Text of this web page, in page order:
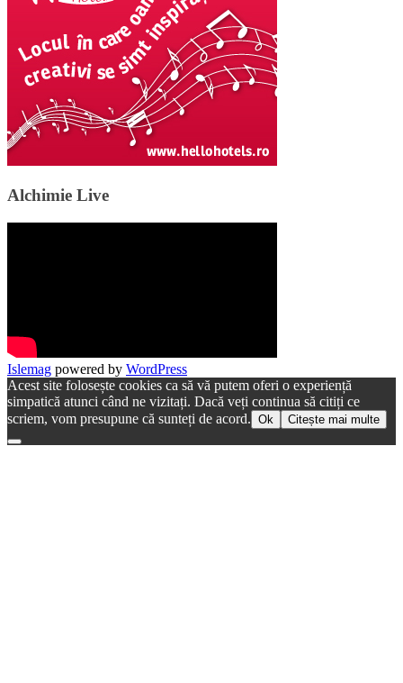
Alchimie Live
Islemag powered by WordPress
Acest site folosește cookies ca să vă putem oferi o experiență
simpatică atunci când ne vizitați. Dacă veți continua să citiți ce
scriem, vom presupune că sunteți de acord. Ok Citește mai multe